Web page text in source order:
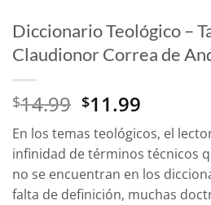
Diccionario Teológico –
Claudionor Correa de
$14.99 El
precio
original
era:
$14.99.
$11.99
precio
actual
es:
$11.99.
En los temas teológicos, el
infinidad de términos técnicos
no se encuentran en los
falta de definición, muchas